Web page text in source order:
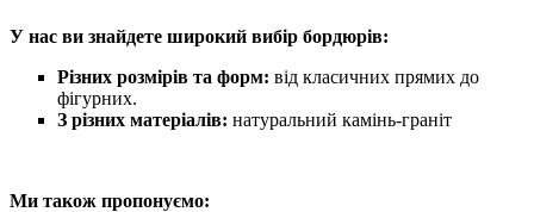
У нас ви знайдете широкий вибір бордюрів:
Різних розмірів та форм: від класичних прямих до
фігурних.
З різних матеріалів: натуральний камінь-граніт
Ми також пропонуємо: